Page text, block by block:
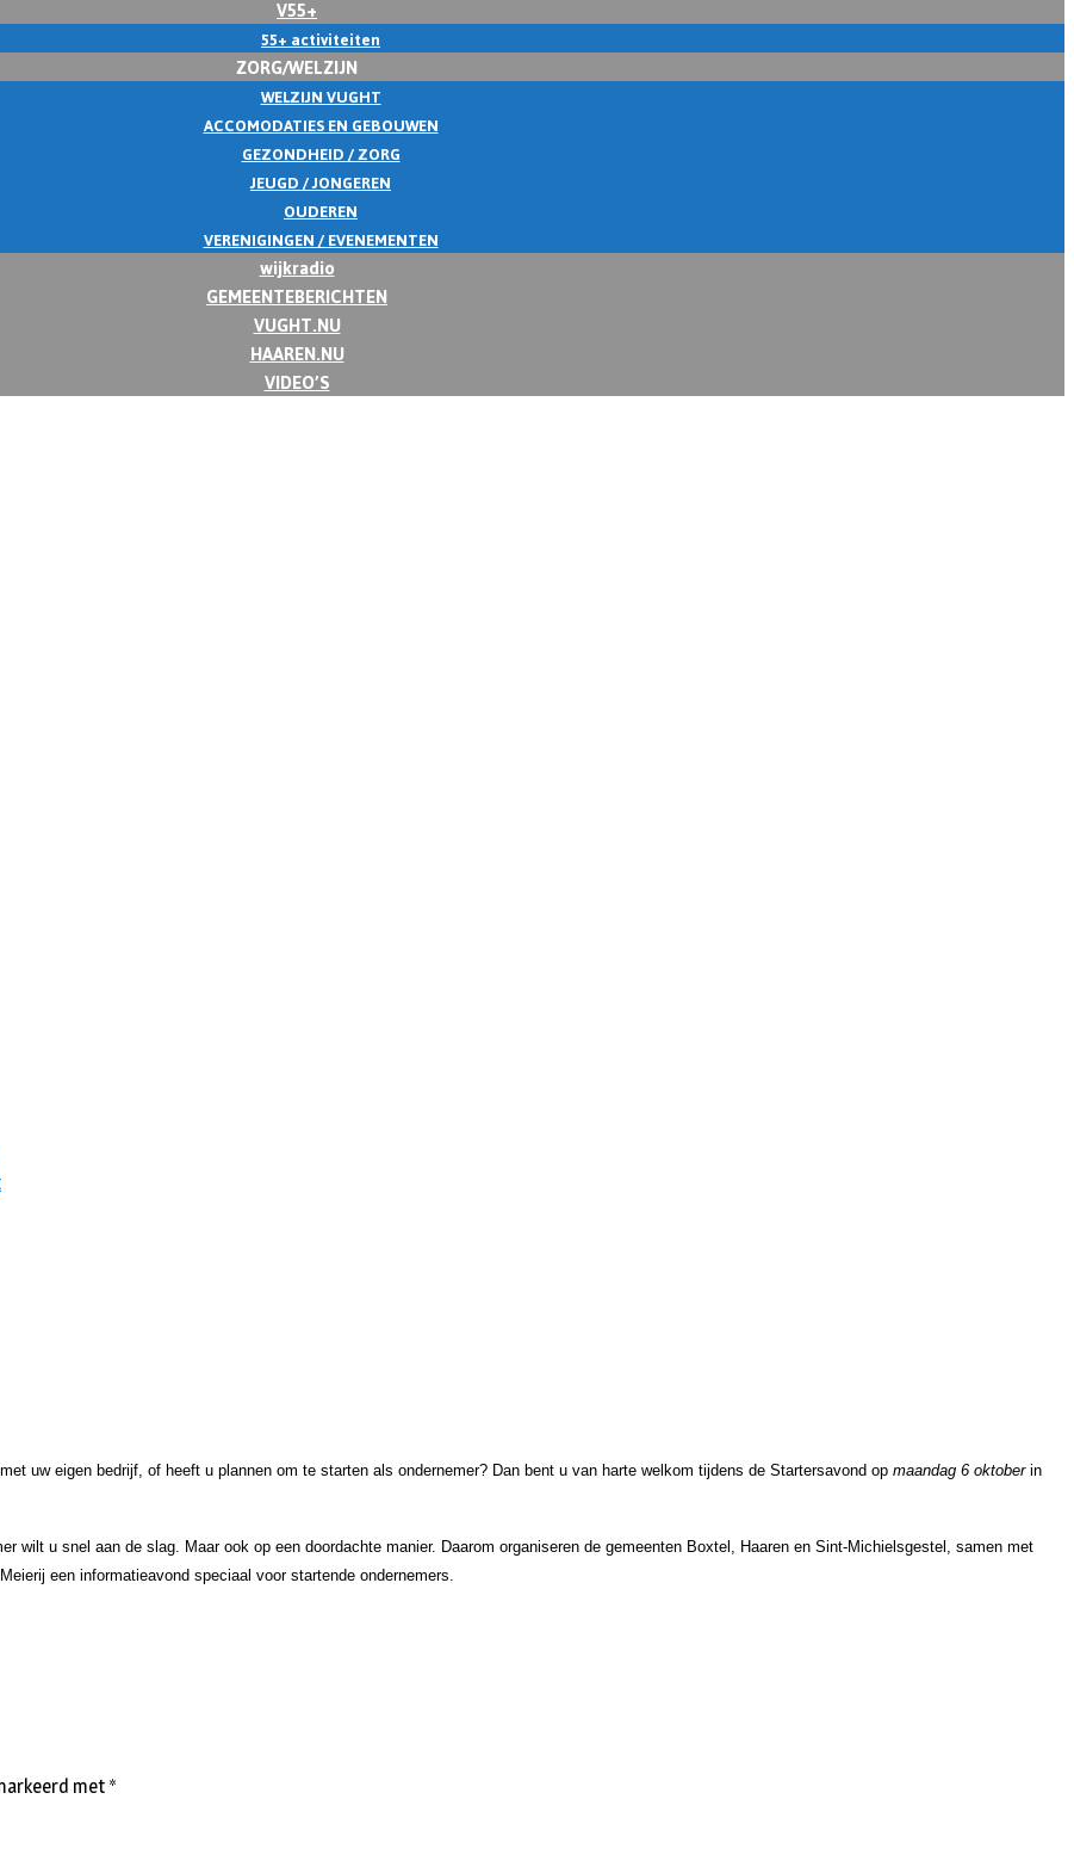
V55+
55+ activiteiten
ZORG/WELZIJN
WELZIJN VUGHT
ACCOMODATIES EN GEBOUWEN
GEZONDHEID / ZORG
JEUGD / JONGEREN
OUDEREN
VERENIGINGEN / EVENEMENTEN
wijkradio
GEMEENTEBERICHTEN
VUGHT.NU
HAAREN.NU
VIDEO’S
uw eigen bedrijf, of heeft u plannen om te starten als ondernemer? Dan bent u van harte welkom tijdens de Startersavond op maandag 6 oktober in
wilt u snel aan de slag. Maar ook op een doordachte manier. Daarom organiseren de gemeenten Boxtel, Haaren en Sint-Michielsgestel, samen met
een informatieavond speciaal voor startende ondernemers.
met *